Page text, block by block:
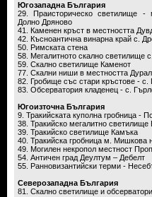
Югозападна България
29. Праисторическо светилище -
Долно Дряново
41. Каменен кръст в местността
42. Късноантична винарна край с.
50. Римската стена
58. Мегалитното скално светилище
59. Скално светилище Каменот
77. Скални ниши в местността
82. Гробище със стари кръстове - с.
83. Обсерватория кладенец - с.
Югоизточна България
9. Тракийската куполна гробница -
38. Тракийско мегалитно светилище
39. Тракийско светилище Камъка
40. Тракийска гробница м. Мишкова
49. Могилен некропол местност
54. Античен град Деултум – Дебелт
55. Ранновизантийски терми -
Северозападна България
81. Скално светилище и